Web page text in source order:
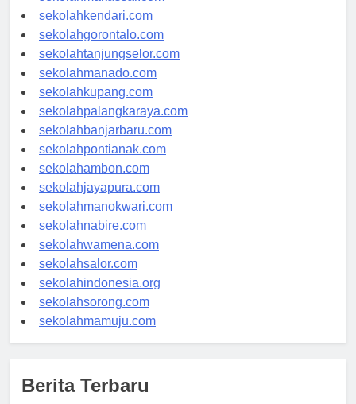
sekolahmakassar.com
sekolahkendari.com
sekolahgorontalo.com
sekolahtanjungselor.com
sekolahmanado.com
sekolahkupang.com
sekolahpalangkaraya.com
sekolahbanjarbaru.com
sekolahpontianak.com
sekolahambon.com
sekolahjayapura.com
sekolahmanokwari.com
sekolahnabire.com
sekolahwamena.com
sekolahsalor.com
sekolahindonesia.org
sekolahsorong.com